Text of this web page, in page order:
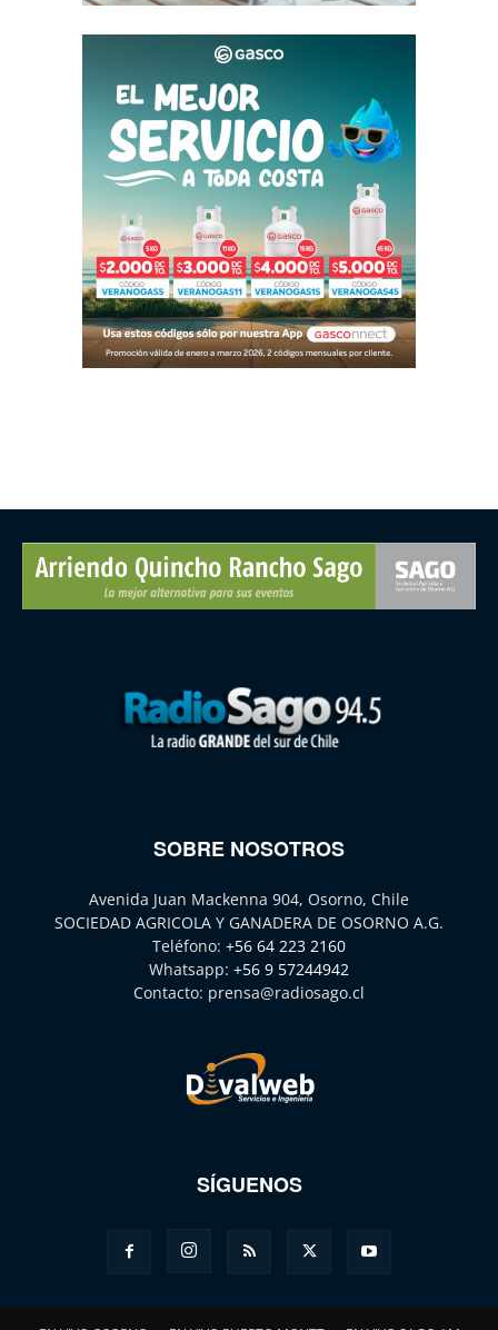
SOBRE NOSOTROS
Avenida Juan Mackenna 904, Osorno, Chile
SOCIEDAD AGRICOLA Y GANADERA DE OSORNO A.G.
Teléfono: +56 64 223 2160
Whatsapp: +56 9 57244942
Contacto: prensa@radiosago.cl
SÍGUENOS